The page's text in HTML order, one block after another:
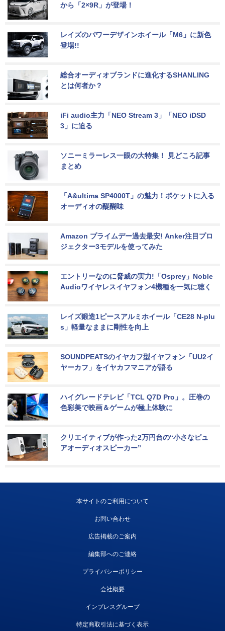
から「2×9R」が登場！
レイズのパワーデザインホイール「M6」に新色
登場!!
総合オーディオブランドに進化するSHANLING
とは何者か？
iFi audio主力「NEO Stream 3」「NEO iDSD
3」に迫る
ソニーミラーレス一眼の大特集！ 見どころ記事
まとめ
「A&ultima SP4000T」の魅力！ポケットに入る
オーディオの醍醐味
Amazon プライムデー過去最安! Anker注目プロ
ジェクター3モデルを使ってみた
エントリーなのに脅威の実力!「Osprey」Noble
Audioワイヤレスイヤフォン4機種を一気に聴く
レイズ鍛造1ピースアルミホイール「CE28 N-plu
s」軽量なままに剛性を向上
SOUNDPEATSのイヤカフ型イヤフォン「UU2イ
ヤーカフ」をイヤカフマニアが語る
ハイグレードテレビ「TCL Q7D Pro」。圧巻の
色彩美で映画＆ゲームが極上体験に
クリエイティブが作った2万円台の“小さなピュ
アオーディオスピーカー”
本サイトのご利用について
お問い合わせ
広告掲載のご案内
編集部へのご連絡
プライバシーポリシー
会社概要
インプレスグループ
特定商取引法に基づく表示